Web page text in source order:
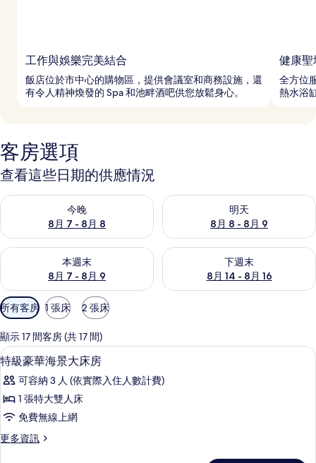
工作與娛樂完美結合
飯店位於市中心的購物區，提供會議室和商務設施，還
有令人精神煥發的 Spa 和池畔酒吧供您放鬆身心。
健康聖
全方位
熱水浴
客房選項
查看這些日期的供應情況
今晚
8月 7 - 8月 8
查看今晚 (8月 7 - 8月 8) 的供應情況
明天
8月 8 - 8月 9
查看明天 (8月 8 - 8月 9) 的供
本週末
8月 7 - 8月 9
查看本週末 (8月 7 - 8月 9) 的供應情況
下週末
8月 14 - 8月 16
查看下週末 (8月 14 - 8月 16)
可
用
的
客
房
篩
選
條
所有客房 1 張床 2 張床
顯示 17 間客房 (共 17 間)
顯
示
特
級
豪
華
高級寢具、羽絨被、迷你吧、客房內保
5
特級豪華海景大床房
可容納 3 人 (依實際入住人數計費)
1 張特大雙人床
免費無線上網
更多資訊
更